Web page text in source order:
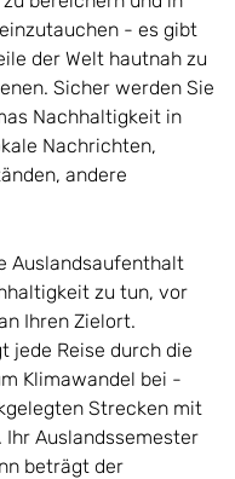
- es gibt
der Welt hautnah zu
Sicher werden Sie
Nachhaltigkeit in
Nachrichten,
andere
Auslandsaufenthalt
zu tun, vor
Ihren Zielort.
jede Reise durch die
Klimawandel bei -
Strecken mit
Ihr Auslandssemester
beträgt der